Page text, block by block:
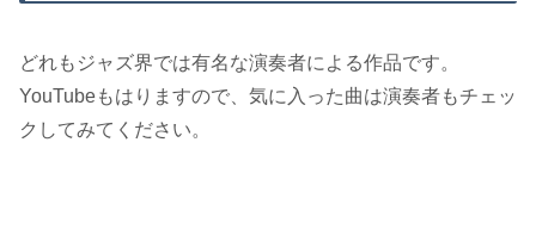
どれもジャズ界では有名な演奏者による作品です。
YouTubeもはりますので、気に入った曲は演奏者もチェッ
クしてみてください。